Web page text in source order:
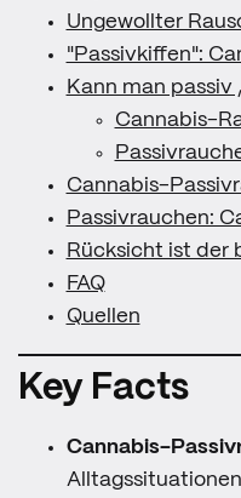
Ungewollter
"Passivkiffen":
Kann man passiv
Cannabis-
Cannabis-
Passivrauchen:
Rücksicht ist der
FAQ
Quellen
Key Facts
Cannabis-